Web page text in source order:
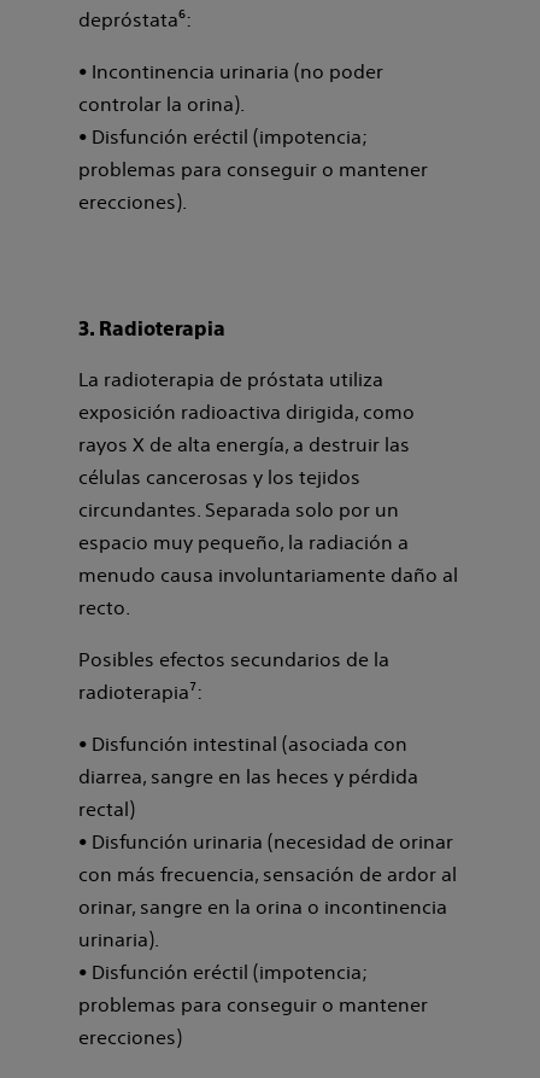
depróstata⁶:
• Incontinencia urinaria (no poder
controlar la orina).
• Disfunción eréctil (impotencia;
problemas para conseguir o mantener
erecciones).
3. Radioterapia
La radioterapia de próstata utiliza
exposición radioactiva dirigida, como
rayos X de alta energía, a destruir las
células cancerosas y los tejidos
circundantes. Separada solo por un
espacio muy pequeño, la radiación a
menudo causa involuntariamente daño al
recto.
Posibles efectos secundarios de la
radioterapia⁷:
• Disfunción intestinal (asociada con
diarrea, sangre en las heces y pérdida
rectal)
• Disfunción urinaria (necesidad de orinar
con más frecuencia, sensación de ardor al
orinar, sangre en la orina o incontinencia
urinaria).
• Disfunción eréctil (impotencia;
problemas para conseguir o mantener
erecciones)